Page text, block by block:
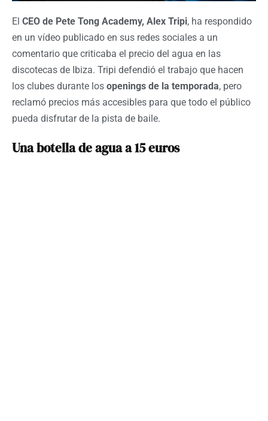
El CEO de Pete Tong Academy, Alex Tripi, ha respondido
en un vídeo publicado en sus redes sociales a un
comentario que criticaba el precio del agua en las
discotecas de Ibiza. Tripi defendió el trabajo que hacen
los clubes durante los openings de la temporada, pero
reclamó precios más accesibles para que todo el público
pueda disfrutar de la pista de baile.
Una botella de agua a 15 euros